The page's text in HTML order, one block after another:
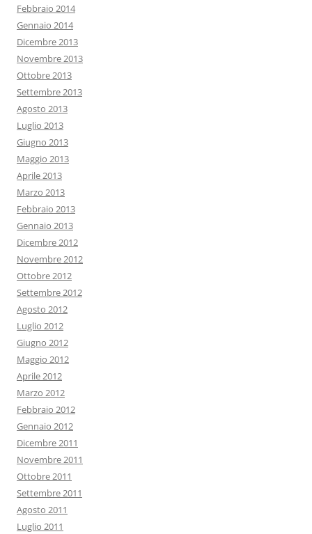
Febbraio 2014
Gennaio 2014
Dicembre 2013
Novembre 2013
Ottobre 2013
Settembre 2013
Agosto 2013
Luglio 2013
Giugno 2013
Maggio 2013
Aprile 2013
Marzo 2013
Febbraio 2013
Gennaio 2013
Dicembre 2012
Novembre 2012
Ottobre 2012
Settembre 2012
Agosto 2012
Luglio 2012
Giugno 2012
Maggio 2012
Aprile 2012
Marzo 2012
Febbraio 2012
Gennaio 2012
Dicembre 2011
Novembre 2011
Ottobre 2011
Settembre 2011
Agosto 2011
Luglio 2011